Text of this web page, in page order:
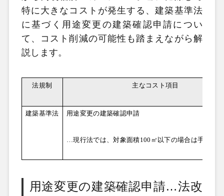
特に大きなコストが発生する、建築基準法
に基づく用途変更の建築確認申請につい
て、コスト削減の可能性も踏まえながら解
説します。
法規制 主なコスト項目
建築基準法 用途変更の建築確認申請
…現行法では、対象面積100 ㎡以下の場合は手続不
用途変更の建築確認申請…法改